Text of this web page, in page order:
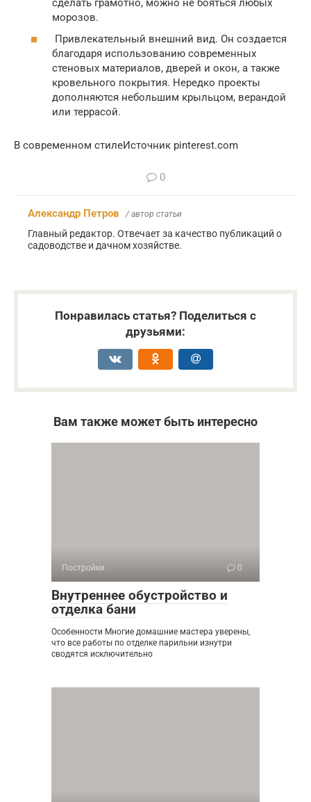
сделать грамотно, можно не бояться любых
морозов.
Привлекательный внешний вид. Он создается
благодаря использованию современных
стеновых материалов, дверей и окон, а также
кровельного покрытия. Нередко проекты
дополняются небольшим крыльцом, верандой
или террасой.
В современном стилеИсточник pinterest.com
0
Александр Петров / автор статьи
Главный редактор. Отвечает за качество публикаций о
садоводстве и дачном хозяйстве.
Понравилась статья? Поделиться с
друзьями:
Вам также может быть интересно
Постройки 0
Внутреннее обустройство и
отделка бани
Особенности Многие домашние мастера уверены,
что все работы по отделке парильни изнутри
сводятся исключительно